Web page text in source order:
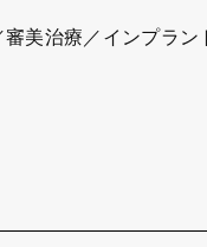
美治療／インプラン